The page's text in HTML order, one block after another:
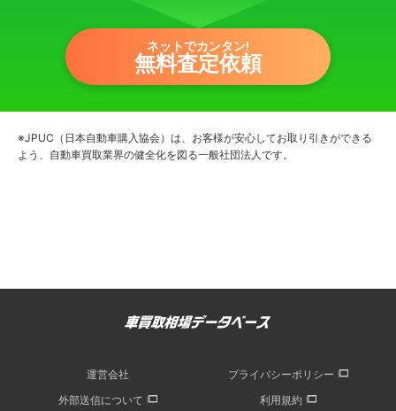
ネットでカンタン!
無料査定依頼
※JPUC（日本自動車購入協会）は、お客様が安心してお取り引きができる
よう、自動車買取業界の健全化を図る一般社団法人です。
運営会社
プライバシーポリシー
外部送信について
利用規約